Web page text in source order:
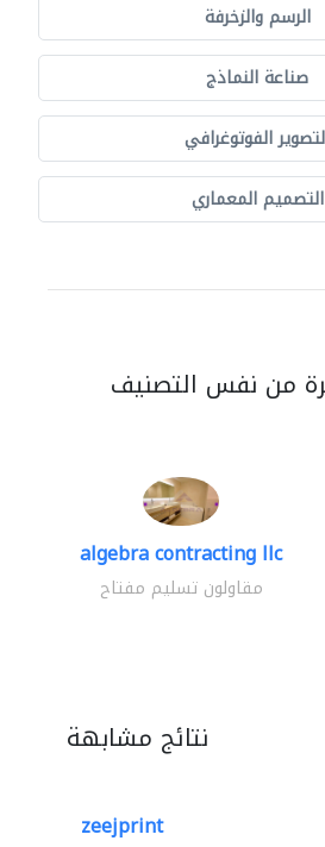
الرسم والزخرفة
صناعة النماذج
الفوتوغرافي
التصميم المعماري
من نفس التصنيف
algebra contracting llc
مقاولون تسليم مفتاح
نتائج مشابهة
zeejprint